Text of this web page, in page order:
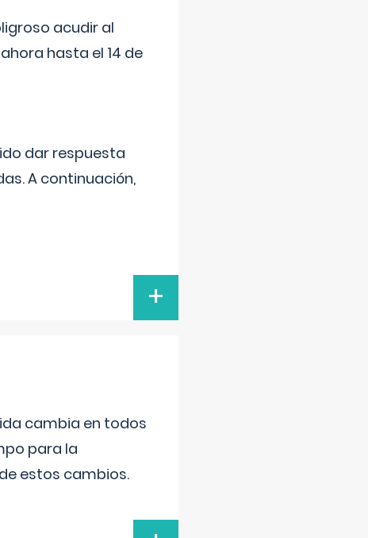
acudir al
hasta el 14 de
dar respuesta
A continuación,
+
cambia en todos
para la
estos cambios.